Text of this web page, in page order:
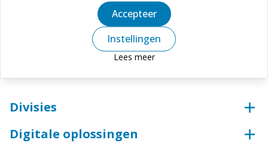
de voorraad weer bij te vullen. Het aantal wordt
aangegeven op de Kanban kaart.Klik hier voor meer
Divisies
Beveiligingstechniek
Digitale oplossingen
Accepteer
Instellingen
Lees meer